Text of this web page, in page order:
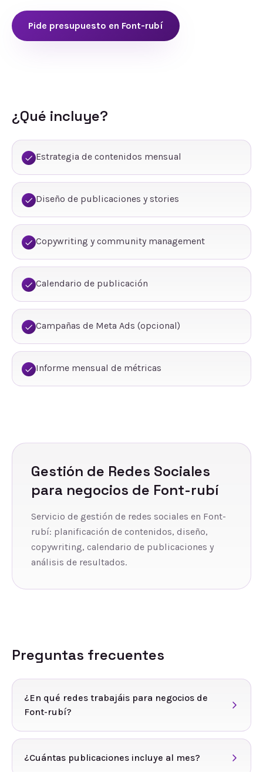
Pide presupuesto en Font-rubí
¿Qué incluye?
Estrategia de contenidos mensual
Diseño de publicaciones y stories
Copywriting y community management
Calendario de publicación
Campañas de Meta Ads (opcional)
Informe mensual de métricas
Gestión de Redes Sociales
para negocios de Font-rubí
Servicio de gestión de redes sociales en Font-
rubí: planificación de contenidos, diseño,
copywriting, calendario de publicaciones y
análisis de resultados.
Preguntas frecuentes
¿En qué redes trabajáis para negocios de
Font-rubí?
¿Cuántas publicaciones incluye al mes?